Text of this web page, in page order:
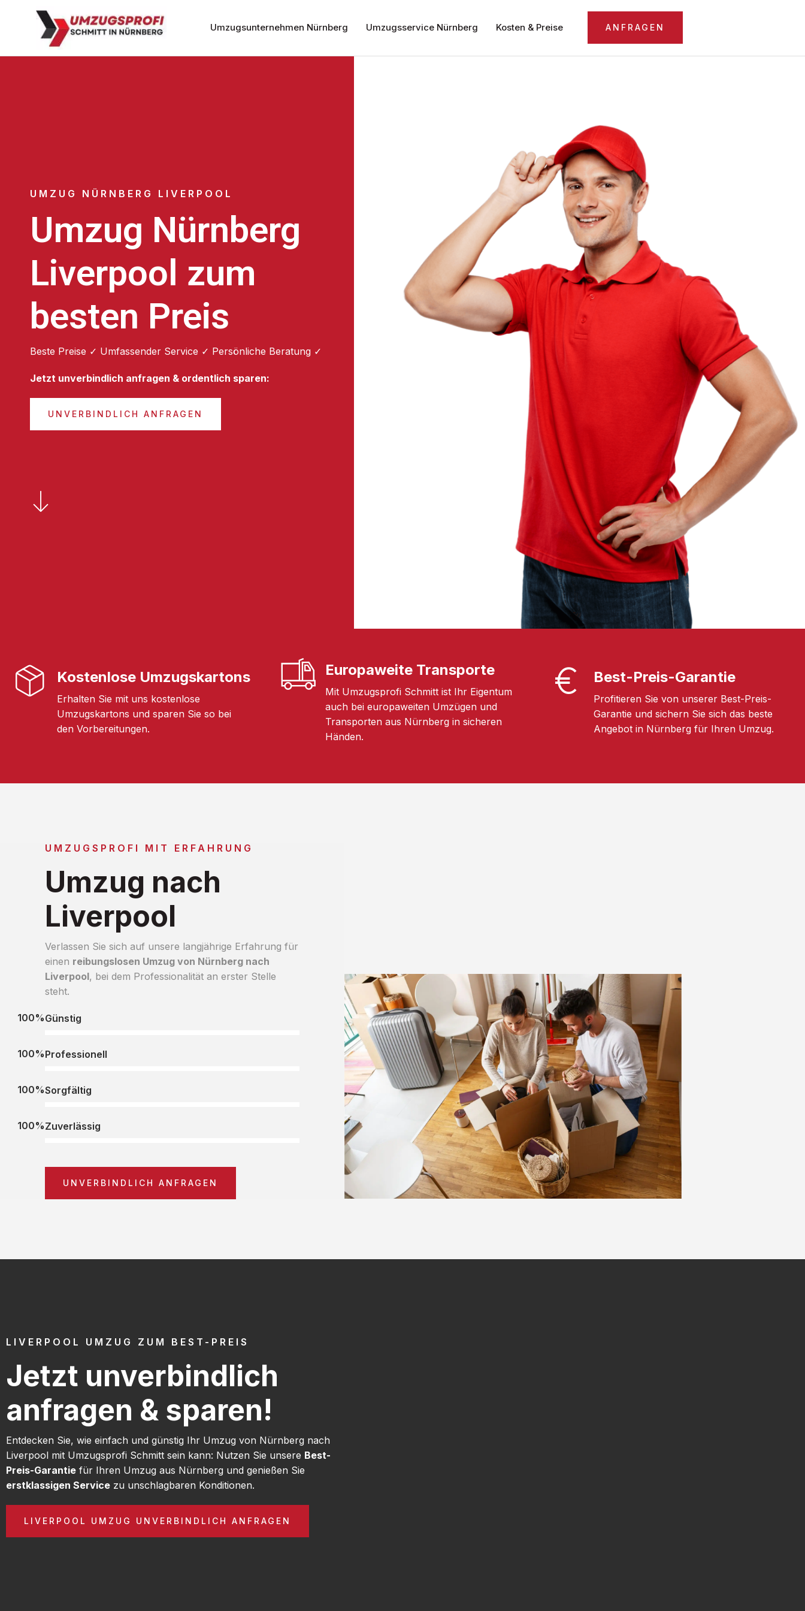
Umzugsunternehmen Nürnberg Umzugsservice Nürnberg Kosten & Preise ANFRAGEN
UMZUG NÜRNBERG LIVERPOOL
Umzug Nürnberg
Liverpool zum
besten Preis
Beste Preise ✓ Umfassender Service ✓ Persönliche Beratung ✓
Jetzt unverbindlich anfragen & ordentlich sparen:
UNVERBINDLICH ANFRAGEN
Kostenlose Umzugskartons
Erhalten Sie mit uns kostenlose
Umzugskartons und sparen Sie so bei
den Vorbereitungen.
Europaweite Transporte
Mit Umzugsprofi Schmitt ist Ihr Eigentum
auch bei europaweiten Umzügen und
Transporten aus Nürnberg in sicheren
Händen.
Best-Preis-Garantie
Profitieren Sie von unserer Best-Preis-
Garantie und sichern Sie sich das beste
Angebot in Nürnberg für Ihren Umzug.
UMZUGSPROFI MIT ERFAHRUNG
Umzug nach
Liverpool
Verlassen Sie sich auf unsere langjährige Erfahrung für
einen reibungslosen Umzug von Nürnberg nach
Liverpool, bei dem Professionalität an erster Stelle
steht.
Günstig
100%
Professionell
100%
Sorgfältig
100%
Zuverlässig
100%
UNVERBINDLICH ANFRAGEN
LIVERPOOL UMZUG ZUM BEST-PREIS
Jetzt unverbindlich
anfragen & sparen!
Entdecken Sie, wie einfach und günstig Ihr Umzug von Nürnberg nach
Liverpool mit Umzugsprofi Schmitt sein kann: Nutzen Sie unsere Best-
Preis-Garantie für Ihren Umzug aus Nürnberg und genießen Sie
erstklassigen Service zu unschlagbaren Konditionen.
LIVERPOOL UMZUG UNVERBINDLICH ANFRAGEN